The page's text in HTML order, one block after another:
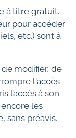
à titre gratuit.
pour accéder
etc.) sont à
modifier, de
l'accès
l’accès à son
les
sans préavis.